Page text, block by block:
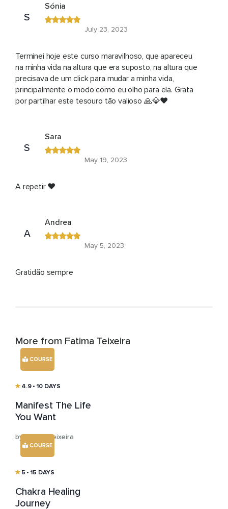
S
Sónia
July 23, 2023
Terminei hoje este curso maravilhoso, que apareceu
na minha vida na altura que era suposto, na altura que
precisava de um click para mudar a minha vida,
principalmente o modo como eu olho para ela. Grata
por partilhar este tesouro tão valioso 🙏💎❤️
S
Sara
May 19, 2023
A repetir ❤️
A
Andrea
May 5, 2023
Gratidão sempre
More from Fatima Teixeira
COURSE
4.9 • 10 DAYS
Manifest The Life
You Want
by Fatima Teixeira
COURSE
5 • 15 DAYS
Chakra Healing
Journey